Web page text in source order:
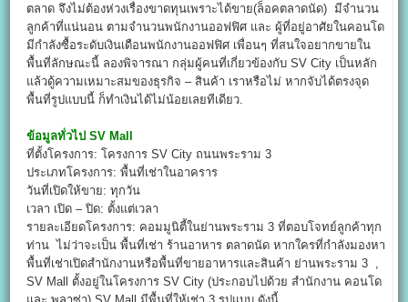
ตลาด จึงไม่ต้องห่วงเรื่องขาดทุนเพราะได้ขาย(ล็อคตลาดนัด) มีจำนวน
ลูกค้าที่แน่นอน ตามจำนวนพนักงานออฟฟิศ และ ผู้ที่อยู่อาศัยในคอนโด
มีกำลังซื้อระดับเงินเดือนพนักงานออฟฟิศ เพื่อนๆ ที่สนใจอยากขายใน
พื้นที่ลักษณะนี้ ลองพิจารณา กลุ่มผู้คนที่เกี่ยวข้องกับ SV City เป็นหลัก
แล้วดู้ความเหมาะสมของธุรกิจ – สินค้า เราหรือไม่ หากจับได้ตรงจุด
พื้นที่รูปแบบนี้ ก็ทำเงินได้ไม่น้อยเลยทีเดียว.
ข้อมูลทั่วไป SV Mall
ที่ตั้งโครงการ: โครงการ SV City ถนนพระราม 3
ประเภทโครงการ: พื้นที่เช่าในอาคราร
วันที่เปิดให้ขาย: ทุกวัน
เวลา เปิด – ปิด: ตั้งแต่เวลา
รายละเอียดโครงการ: คอมมูนิตี้ในย่านพระราม 3 ที่ตอบโจทย์ลูกค้าทุก
ท่าน ไม่ว่าจะเป็น พื้นที่เช่า ร้านอาหาร ตลาดนัด หากใครที่กำลังมองหา
พื้นที่เช่าเปิดสำนักงานหรือพื้นที่ขายอาหารและสินค้า ย่านพระราม 3 ,
SV Mall ตั้งอยู่ในโครงการ SV City (ประกอบไปด้วย สำนักงาน คอนโด
และ พลาซ่า) SV Mall มีพื้นที่ให้เช่า 3 รูปแบบ ดังนี้